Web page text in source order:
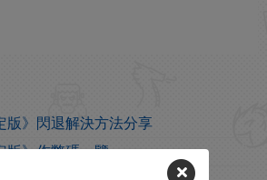
版》閃退解決方法分享
版》作弊碼一覽